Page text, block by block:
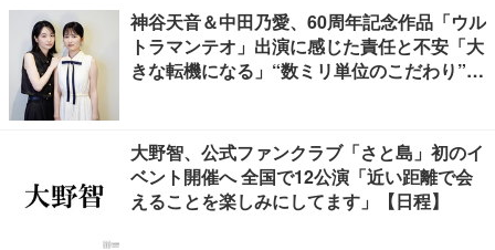
神谷天音＆中田乃愛、60周年記念作品「ウル
トラマンテオ」出演に感じた責任と不安「大
きな転機になる」“数ミリ単位のこだわり”特
大野智、公式ファンクラブ「さと島」初のイ
ベント開催へ 全国で12公演「近い距離で会
えることを楽しみにしてます」【日程】